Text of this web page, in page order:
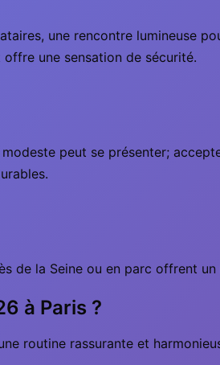
une rencontre lumineuse
une sensation de sécurité.
peut se présenter;
la Seine ou en parc offrent un
à Paris ?
routine rassurante et